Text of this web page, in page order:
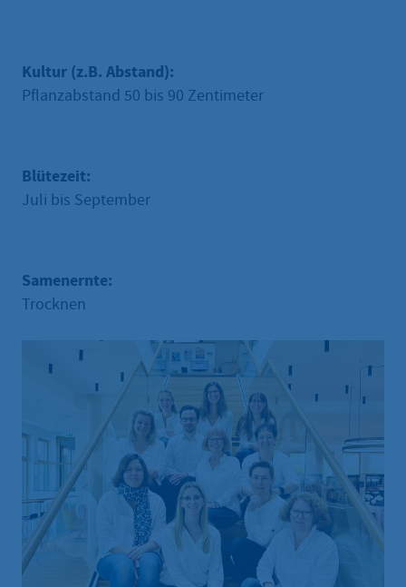
Kultur (z.B. Abstand):
Pflanzabstand 50 bis 90 Zentimeter
Blütezeit:
Juli bis September
Samenernte:
Trocknen